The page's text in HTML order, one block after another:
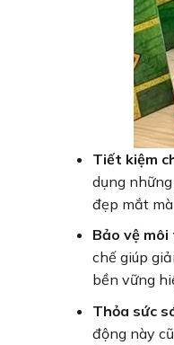
Tiết kiệm
dụng
đẹp mắt
Bảo vệ
chế giúp
bền vững
Thỏa sức
động này